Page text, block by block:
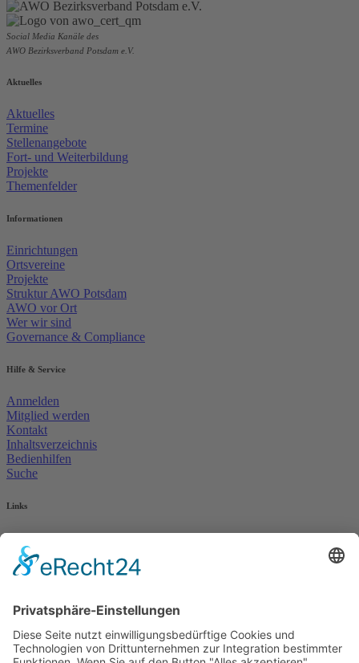
Social Media Kanäle des
AWO Bezirksverband Potsdam e.V.
Aktuelles
Aktuelles
Termine
Stellenangebote
Fort- und Weiterbildung
Projekte
Themenfelder
Informationen
Einrichtungen
Ortsvereine
Projekte
Struktur AWO Potsdam
AWO vor Ort
Wer wir sind
Governance & Compliance
Hilfe & Service
Anmelden
Mitglied werden
Kontakt
Inhaltsverzeichnis
Bedienhilfen
Suche
Links
AWO Jobportal
AWO Ehrenamt Portal
AWO Schulgesundheitsfachkräfte
AWO Pflegeberatung
AWO Kulturhaus Babelsberg
Arbeit mit Behinderung